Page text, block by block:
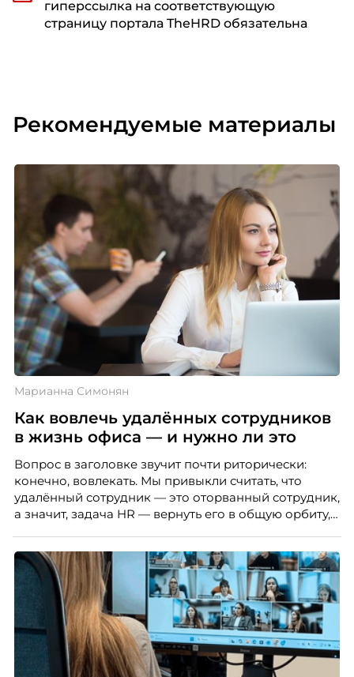
гиперссылка на соответствующую
страницу портала TheHRD обязательна
Рекомендуемые материалы
Марианна Симонян
Как вовлечь удалённых сотрудников
в жизнь офиса — и нужно ли это
Вопрос в заголовке звучит почти риторически:
конечно, вовлекать. Мы привыкли считать, что
удалённый сотрудник — это оторванный сотрудник,
а значит, задача HR — вернуть его в общую орбиту,
вовлечения, стоит остановиться на неудобном
факте: данные говорят ровно обратное тому, что
подсказывает интуиция. Автор свежего выпуска
Марианна Симонян — HR Tech лидер, эксперт по
People Analytics, приглашённый лектор НИУ ВШЭ и
МИФИ, автор книги «Дао женской карьеры».